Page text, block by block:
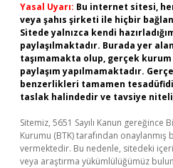
Yasal Uyarı: Bu internet sitesi,
veya şahıs şirketi ile hiçbir
Sitede yalnızca kendi
paylaşılmaktadır. Burada yer
taşımamakta olup, gerçek
paylaşım yapılmamaktadır.
benzerlikleri tamamen
taslak halindedir ve tavsiye
Sitemiz, 5651 Sayılı Kanun
Kurumu (BTK) tarafından onaylanmış
vermektedir. Bu nedenle, sitedeki
veya araştırma yükümlülüğümüz